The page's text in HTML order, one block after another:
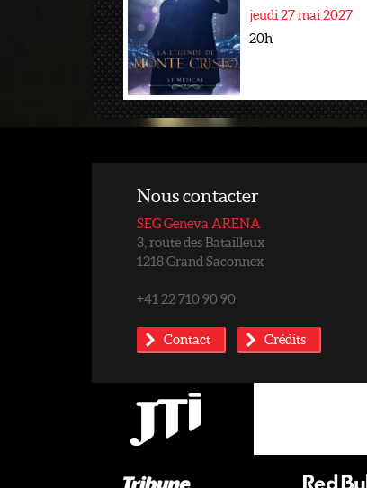
jeudi 27 mai 2027
20h
Nous contacter
SEG Geneva ARENA
3, route des Batailleux
1218 Grand Saconnex
+41 22 710 90 90
Contact Crédits